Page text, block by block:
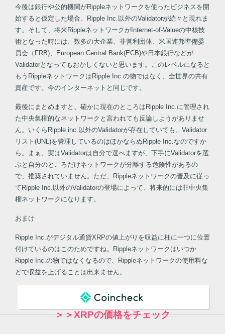
今後は銀行や公的機関がRippleネットワークを使ったビジネスを開
始すると仮定した場合、Ripple Inc.以外のValidatorが続々と現れま
す。そして、将来RippleネットワークがInternet-of-Valueの中核技
術となった時には、数多の大企業、非営利団体、米国連邦準備委
員会（FRB)、European Central Bank(ECB)や日本銀行などが
Validatorとなってもおかしくないと思います。このレベルになると
もうRippleネットワークはRipple Inc.の物ではなく、全世界の共有
資産です。今のインターネットと同じです。
最後にまとめますと、確かに現在のところはRipple Inc.に管理され
た中央集権的なネットワークと言われても反論しようがありませ
ん。いくらRipple inc.以外のValidatorが存在していても、Validator
リスト(UNL)を管理しているのはほかならぬRipple Inc.なのですか
ら。まぁ、実はValidatorは自分で選べますが、下手にValidatorを選
ぶと自分のところだけネットワークが分離する危険性があるの
で、推奨されていません。ただ、Rippleネットワークの普及に従っ
てRipple Inc.以外のValidatorの登場によって、将来的には非中央集
権ネットワークになります。
おまけ
Ripple Inc.がデジタル通貨XRPの値上がりを収益に柱に一つに位置
付けているのはこのためですね。Rippleネットワークはいつか
Ripple Inc.の物ではなくなるので、Rippleネットワークの使用料な
どで収益を上げることは出来ません。
＞＞XRPの価格をチェック